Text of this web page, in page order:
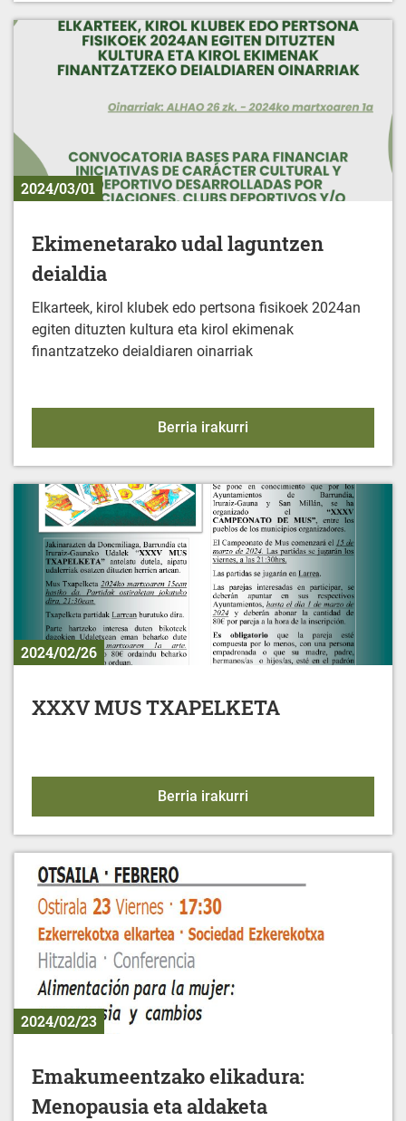
2024/03/01
Ekimenetarako udal laguntzen
deialdia
Elkarteek, kirol klubek edo pertsona fisikoek 2024an
egiten dituzten kultura eta kirol ekimenak
finantzatzeko deialdiaren oinarriak
Berria irakurri
2024/02/26
XXXV MUS TXAPELKETA
Berria irakurri
2024/02/23
Emakumeentzako elikadura:
Menopausia eta aldaketa